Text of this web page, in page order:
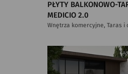
PŁYTY BALKONOWO-
MEDICIO 2.0
Wnętrza komercyjne, Taras i